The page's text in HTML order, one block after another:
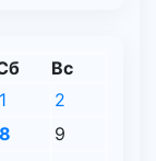
Вс
1
2
8
9